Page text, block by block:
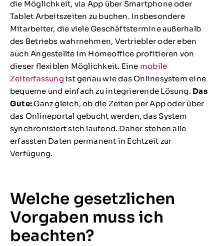
die Möglichkeit, via App über Smartphone oder
Tablet Arbeitszeiten zu buchen. Insbesondere
Mitarbeiter, die viele Geschäftstermine außerhalb
des Betriebs wahrnehmen, Vertriebler oder eben
auch Angestellte im Homeoffice profitieren von
dieser flexiblen Möglichkeit. Eine mobile
Zeiterfassung ist genau wie das Onlinesystem eine
bequeme und einfach zu integrierende Lösung. Das
Gute:Ganz gleich, ob die Zeiten per App oder über
das Onlineportal gebucht werden, das System
synchronisiert sich laufend. Daher stehen alle
erfassten Daten permanent in Echtzeit zur
Verfügung.
Welche gesetzlichen
Vorgaben muss ich
beachten?